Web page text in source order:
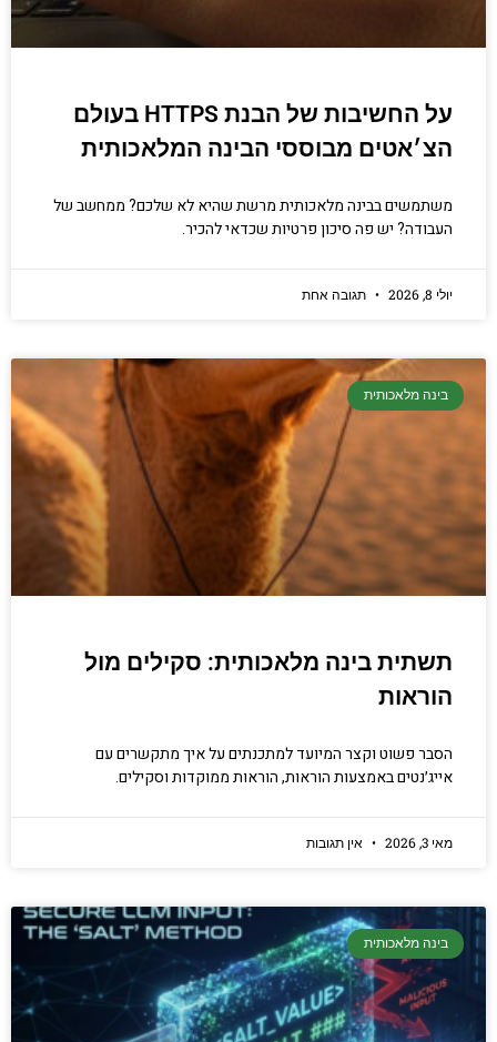
על החשיבות של הבנת HTTPS בעולם
הצ׳אטים מבוססי הבינה המלאכותית
משתמשים בבינה מלאכותית מרשת שהיא לא שלכם? ממחשב של
העבודה? יש פה סיכון פרטיות שכדאי להכיר.
יולי 8, 2026 תגובה אחת
בינה מלאכותית
תשתית בינה מלאכותית: סקילים מול
הוראות
הסבר פשוט וקצר המיועד למתכנתים על איך מתקשרים עם
אייג׳נטים באמצעות הוראות, הוראות ממוקדות וסקילים.
מאי 3, 2026 אין תגובות
בינה מלאכותית